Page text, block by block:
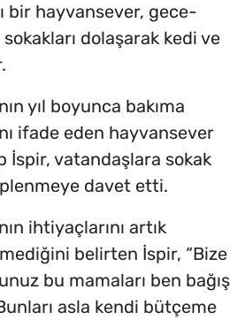
bir hayvansever, gece-
dolaşarak kedi ve
yıl boyunca bakıma
ifade eden hayvansever
İspir, vatandaşlara sokak
davet etti.
ihtiyaçlarını artık
belirten İspir, “Bize
bu mamaları ben bağış
asla kendi bütçeme